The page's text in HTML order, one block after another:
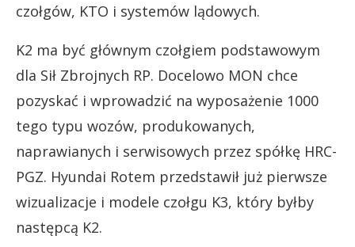
czołgów, KTO i systemów lądowych.
K2 ma być głównym czołgiem podstawowym
dla Sił Zbrojnych RP. Docelowo MON chce
pozyskać i wprowadzić na wyposażenie 1000
tego typu wozów, produkowanych,
naprawianych i serwisowych przez spółkę HRC-
PGZ. Hyundai Rotem przedstawił już pierwsze
wizualizacje i modele czołgu K3, który byłby
następcą K2.